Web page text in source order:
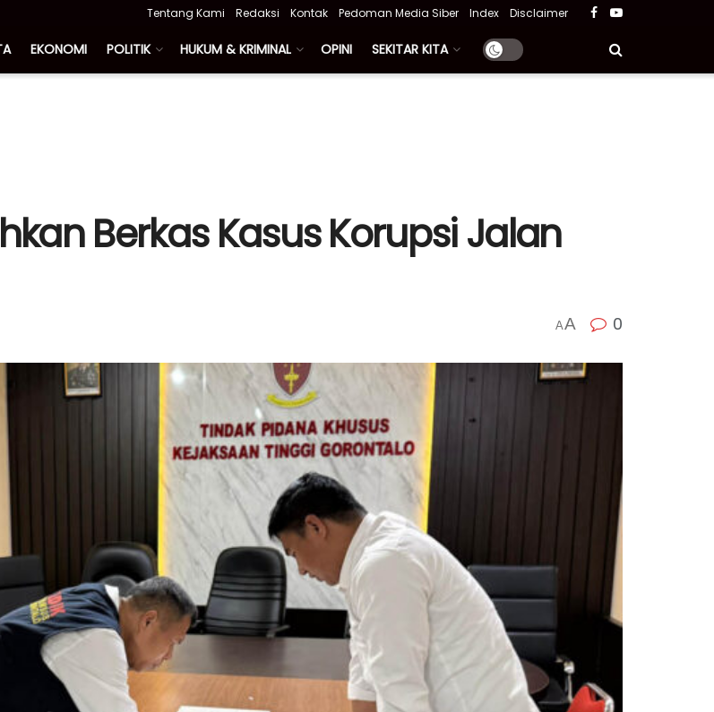
Tentang Kami Redaksi Kontak Pedoman Media Siber Index Disclaimer
EKONOMI POLITIK HUKUM & KRIMINAL OPINI SEKITAR KITA
Berkas Kasus Korupsi Jalan
AA 0